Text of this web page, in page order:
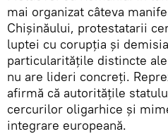
mai organizat câteva
Chişinăului, protestatarii
luptei cu corupţia şi
particularităţile distincte
nu are lideri concreţi.
afirmă că autorităţile
cercurilor oligarhice şi
integrare europeană.